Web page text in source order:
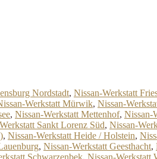
Nordstadt, Nissan-Werkstatt
Werkstatt Mürwik, Nissan-
, Nissan-Werkstatt Mettenhof, Nissan-
Sankt Lorenz Süd, Nissan-
, Nissan-Werkstatt Heide / Holstein,
, Nissan-Werkstatt Geesthacht,
Schwarzenbek, Nissan-Werkstatt